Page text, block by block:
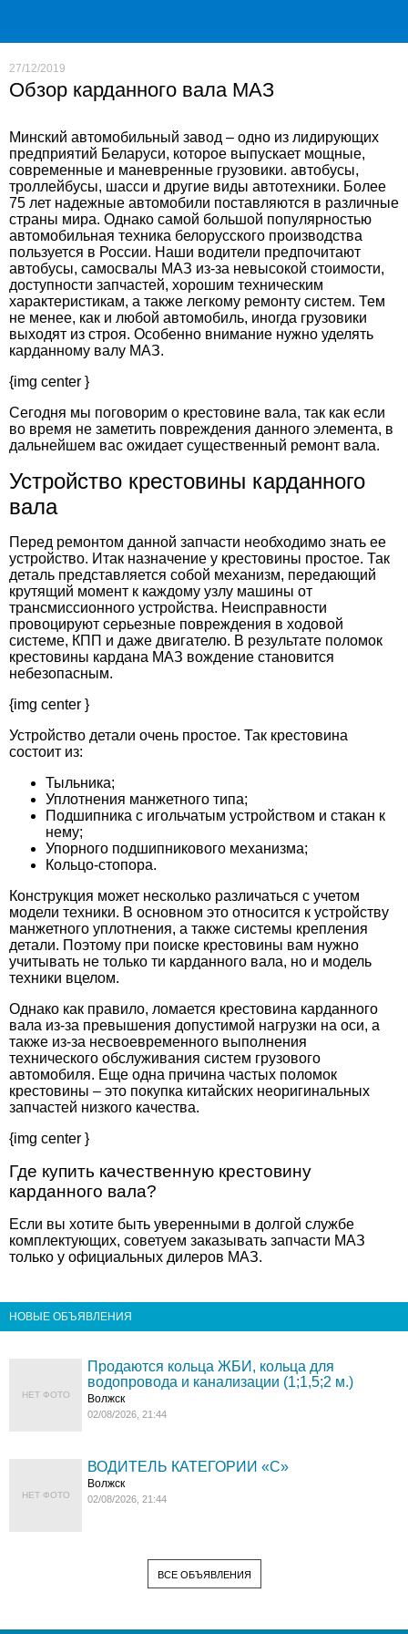
27/12/2019
Обзор карданного вала МАЗ
Минский автомобильный завод – одно из лидирующих
предприятий Беларуси, которое выпускает мощные,
современные и маневренные грузовики. автобусы,
троллейбусы, шасси и другие виды автотехники. Более
75 лет надежные автомобили поставляются в различные
страны мира. Однако самой большой популярностью
автомобильная техника белорусского производства
пользуется в России. Наши водители предпочитают
автобусы, самосвалы МАЗ из-за невысокой стоимости,
доступности запчастей, хорошим техническим
характеристикам, а также легкому ремонту систем. Тем
не менее, как и любой автомобиль, иногда грузовики
выходят из строя. Особенно внимание нужно уделять
карданному валу МАЗ.
{img center }
Сегодня мы поговорим о крестовине вала, так как если
во время не заметить повреждения данного элемента, в
дальнейшем вас ожидает существенный ремонт вала.
Устройство крестовины карданного
вала
Перед ремонтом данной запчасти необходимо знать ее
устройство. Итак назначение у крестовины простое. Так
деталь представляется собой механизм, передающий
крутящий момент к каждому узлу машины от
трансмиссионного устройства. Неисправности
провоцируют серьезные повреждения в ходовой
системе, КПП и даже двигателю. В результате поломок
крестовины кардана МАЗ вождение становится
небезопасным.
{img center }
Устройство детали очень простое. Так крестовина
состоит из:
Тыльника;
Уплотнения манжетного типа;
Подшипника с игольчатым устройством и стакан к
нему;
Упорного подшипникового механизма;
Кольцо-стопора.
Конструкция может несколько различаться с учетом
модели техники. В основном это относится к устройству
манжетного уплотнения, а также системы крепления
детали. Поэтому при поиске крестовины вам нужно
учитывать не только ти карданного вала, но и модель
техники вцелом.
Однако как правило, ломается крестовина карданного
вала из-за превышения допустимой нагрузки на оси, а
также из-за несвоевременного выполнения
технического обслуживания систем грузового
автомобиля. Еще одна причина частых поломок
крестовины – это покупка китайских неоригинальных
запчастей низкого качества.
{img center }
Где купить качественную крестовину
карданного вала?
Если вы хотите быть уверенными в долгой службе
комплектующих, советуем заказывать запчасти МАЗ
только у официальных дилеров МАЗ.
НОВЫЕ ОБЪЯВЛЕНИЯ
НЕТ ФОТО
Продаются кольца ЖБИ, кольца для
водопровода и канализации (1;1,5;2 м.)
Волжск
02/08/2026, 21:44
НЕТ ФОТО
ВОДИТЕЛЬ КАТЕГОРИИ «C»
Волжск
02/08/2026, 21:44
ВСЕ ОБЪЯВЛЕНИЯ